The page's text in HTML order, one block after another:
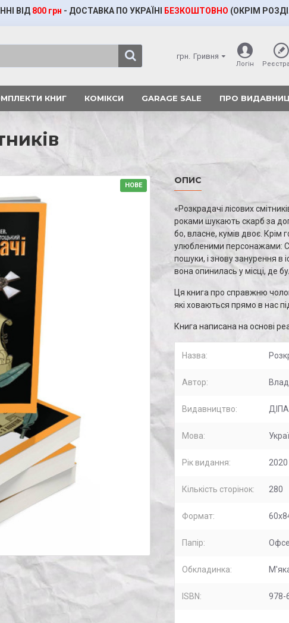
ВІД 800 грн - ДОСТАВКА ПО УКРАЇНІ БЕЗКОШТОВНО (ОКРІМ
грн. Гривня
Логін
КНИГ КОМІКСИ GARAGE SALE ПРО
НОВЕ ОПИС
«Розкрадачі лісових
роками шукають скарб за
бо, власне, кумів двоє. Крім
улюбленими персонажами:
пошуки, і знову занурення в
вона опинилась у місці, де
Ця книга про справжню
які ховаються прямо в нас
Книга написана на основі
Назва:
Автор:
Видавництво: ДІПА
Мова:
Рік видання: 2020
Кількість сторінок: 280
Формат:
Папір:
Обкладинка:
ISBN: 978-